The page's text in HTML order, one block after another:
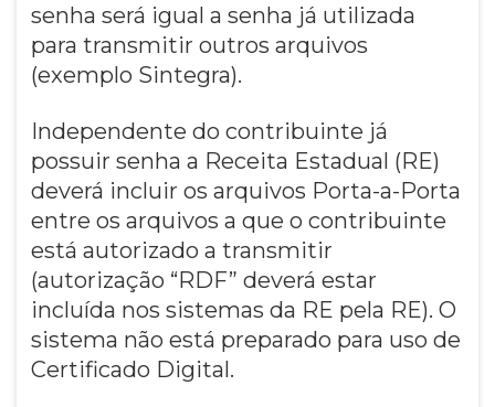
senha será igual a senha já utilizada
para transmitir outros arquivos
(exemplo Sintegra).
Independente do contribuinte já
possuir senha a Receita Estadual (RE)
deverá incluir os arquivos Porta-a-Porta
entre os arquivos a que o contribuinte
está autorizado a transmitir
(autorização “RDF” deverá estar
incluída nos sistemas da RE pela RE). O
sistema não está preparado para uso de
Certificado Digital.